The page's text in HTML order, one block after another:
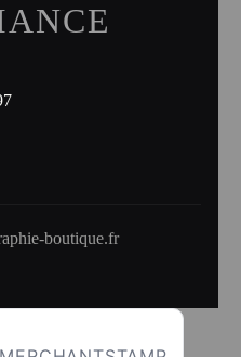
boutique.fr